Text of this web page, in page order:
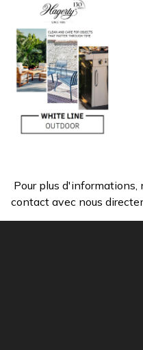
Pour plus d'informations,
contact avec nous